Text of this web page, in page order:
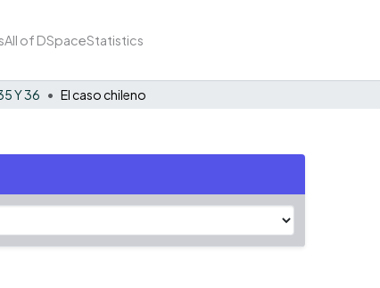
All of DSpaceStatistics
Y 36 El caso chileno